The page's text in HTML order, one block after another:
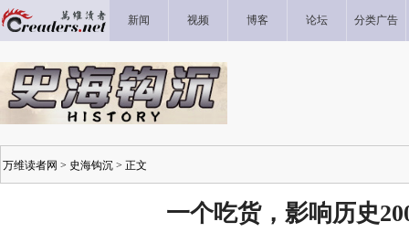
新闻 视频 博客 论坛 分类广告
万维读者网 > 史海钩沉 > 正文
一个吃货，影响历史